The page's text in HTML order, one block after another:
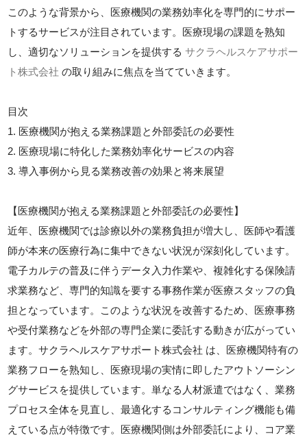
このような背景から、医療機関の業務効率化を専門的にサポー
トするサービスが注目されています。医療現場の課題を熟知
し、適切なソリューションを提供するサクラヘルスケアサポー
ト株式会社 の取り組みに焦点を当てていきます。
目次
1. 医療機関が抱える業務課題と外部委託の必要性
2. 医療現場に特化した業務効率化サービスの内容
3. 導入事例から見る業務改善の効果と将来展望
【医療機関が抱える業務課題と外部委託の必要性】
近年、医療機関では診療以外の業務負担が増大し、医師や看護
師が本来の医療行為に集中できない状況が深刻化しています。
電子カルテの普及に伴うデータ入力作業や、複雑化する保険請
求業務など、専門的知識を要する事務作業が医療スタッフの負
担となっています。このような状況を改善するため、医療事務
や受付業務などを外部の専門企業に委託する動きが広がってい
ます。サクラヘルスケアサポート株式会社 は、医療機関特有の
業務フローを熟知し、医療現場の実情に即したアウトソーシン
グサービスを提供しています。単なる人材派遣ではなく、業務
プロセス全体を見直し、最適化するコンサルティング機能も備
えている点が特徴です。医療機関側は外部委託により、コア業